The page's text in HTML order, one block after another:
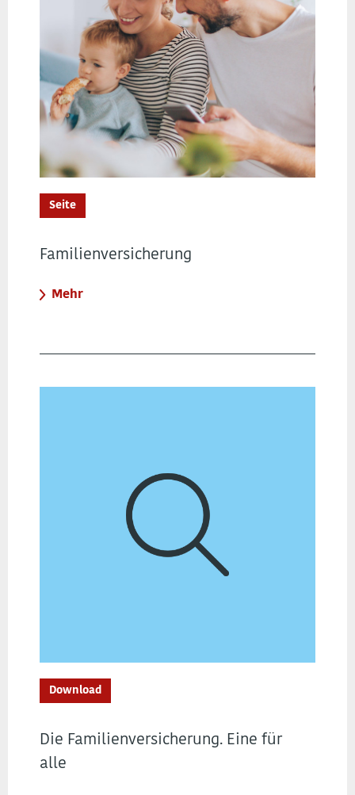
Seite
Familienversicherung
Mehr
Download
Die Familienversicherung. Eine für
alle